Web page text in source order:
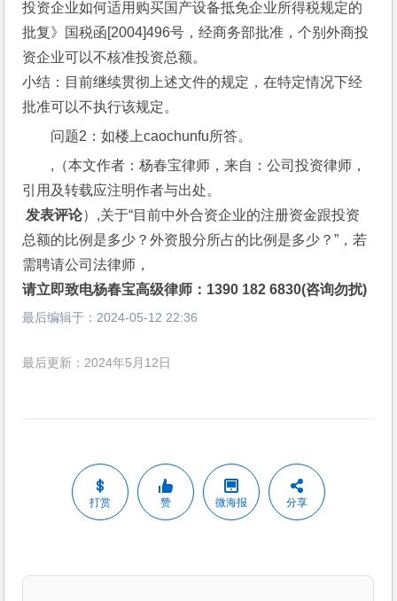
投资企业如何适用购买国产设备抵免企业所得税规定的
批复》国税函[2004]496号，经商务部批准，个别外商投
资企业可以不核准投资总额。
小结：目前继续贯彻上述文件的规定，在特定情况下经
批准可以不执行该规定。
问题2：如楼上caochunfu所答。
,（本文作者：杨春宝律师，来自：公司投资律师，
引用及转载应注明作者与出处。
发表评论）,关于“目前中外合资企业的注册资金跟投资
总额的比例是多少？外资股分所占的比例是多少？”，若
需聘请公司法律师，
请立即致电杨春宝高级律师：1390 182 6830(咨询勿扰)
最后编辑于： 2024-05-12 22:36
最后更新：2024年5月12日
打赏 赞 微海报 分享